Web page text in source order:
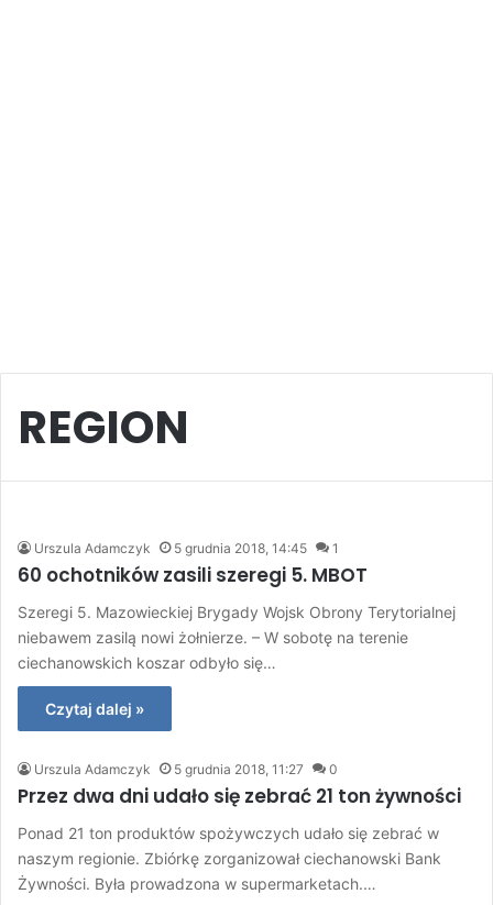
REGION
Urszula Adamczyk 5 grudnia 2018, 14:45 1
60 ochotników zasili szeregi 5. MBOT
Szeregi 5. Mazowieckiej Brygady Wojsk Obrony Terytorialnej
niebawem zasilą nowi żołnierze. – W sobotę na terenie
ciechanowskich koszar odbyło się…
Czytaj dalej »
Urszula Adamczyk 5 grudnia 2018, 11:27 0
Przez dwa dni udało się zebrać 21 ton żywności
Ponad 21 ton produktów spożywczych udało się zebrać w
naszym regionie. Zbiórkę zorganizował ciechanowski Bank
Żywności. Była prowadzona w supermarketach.…